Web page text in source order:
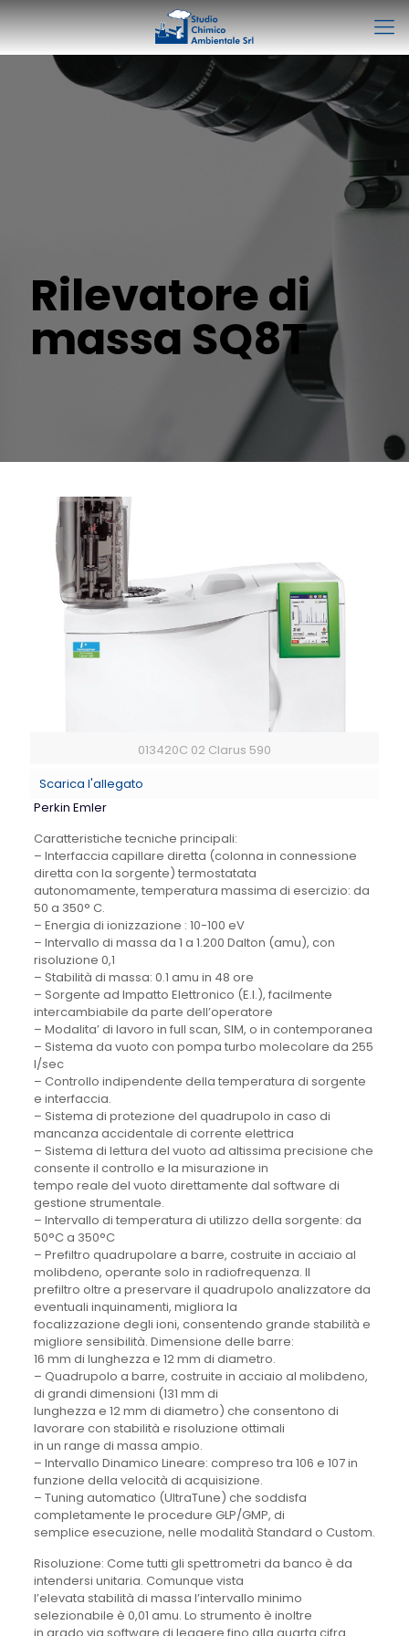
Rilevatore di
massa SQ8T
013420C 02 Clarus 590
Scarica l'allegato
Perkin Emler
Caratteristiche tecniche principali:
– Interfaccia capillare diretta (colonna in connessione
diretta con la sorgente) termostatata
autonomamente, temperatura massima di esercizio: da
50 a 350° C.
– Energia di ionizzazione : 10-100 eV
– Intervallo di massa da 1 a 1.200 Dalton (amu), con
risoluzione 0,1
– Stabilità di massa: 0.1 amu in 48 ore
– Sorgente ad Impatto Elettronico (E.I.), facilmente
intercambiabile da parte dell’operatore
– Modalita’ di lavoro in full scan, SIM, o in contemporanea
– Sistema da vuoto con pompa turbo molecolare da 255
l/sec
– Controllo indipendente della temperatura di sorgente
e interfaccia.
– Sistema di protezione del quadrupolo in caso di
mancanza accidentale di corrente elettrica
– Sistema di lettura del vuoto ad altissima precisione che
consente il controllo e la misurazione in
tempo reale del vuoto direttamente dal software di
gestione strumentale.
– Intervallo di temperatura di utilizzo della sorgente: da
50°C a 350°C
– Prefiltro quadrupolare a barre, costruite in acciaio al
molibdeno, operante solo in radiofrequenza. Il
prefiltro oltre a preservare il quadrupolo analizzatore da
eventuali inquinamenti, migliora la
focalizzazione degli ioni, consentendo grande stabilità e
migliore sensibilità. Dimensione delle barre:
16 mm di lunghezza e 12 mm di diametro.
– Quadrupolo a barre, costruite in acciaio al molibdeno,
di grandi dimensioni (131 mm di
lunghezza e 12 mm di diametro) che consentono di
lavorare con stabilità e risoluzione ottimali
in un range di massa ampio.
– Intervallo Dinamico Lineare: compreso tra 106 e 107 in
funzione della velocità di acquisizione.
– Tuning automatico (UltraTune) che soddisfa
completamente le procedure GLP/GMP, di
semplice esecuzione, nelle modalità Standard o Custom.
Risoluzione: Come tutti gli spettrometri da banco è da
intendersi unitaria. Comunque vista
l’elevata stabilità di massa l’intervallo minimo
selezionabile è 0,01 amu. Lo strumento è inoltre